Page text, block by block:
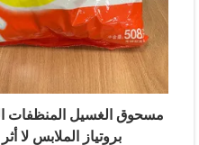
مسحوق الغسيل المنظفات
بروتياز الملابس لا أثر